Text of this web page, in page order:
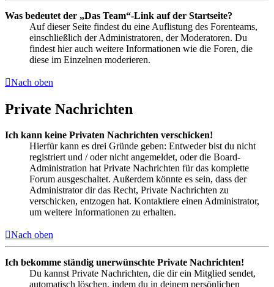
Was bedeutet der „Das Team“-Link auf der Startseite?
Auf dieser Seite findest du eine Auflistung des Forenteams,
einschließlich der Administratoren, der Moderatoren. Du
findest hier auch weitere Informationen wie die Foren, die
diese im Einzelnen moderieren.
Nach oben
Private Nachrichten
Ich kann keine Privaten Nachrichten verschicken!
Hierfür kann es drei Gründe geben: Entweder bist du nicht
registriert und / oder nicht angemeldet, oder die Board-
Administration hat Private Nachrichten für das komplette
Forum ausgeschaltet. Außerdem könnte es sein, dass der
Administrator dir das Recht, Private Nachrichten zu
verschicken, entzogen hat. Kontaktiere einen Administrator,
um weitere Informationen zu erhalten.
Nach oben
Ich bekomme ständig unerwünschte Private Nachrichten!
Du kannst Private Nachrichten, die dir ein Mitglied sendet,
automatisch löschen, indem du in deinem persönlichen